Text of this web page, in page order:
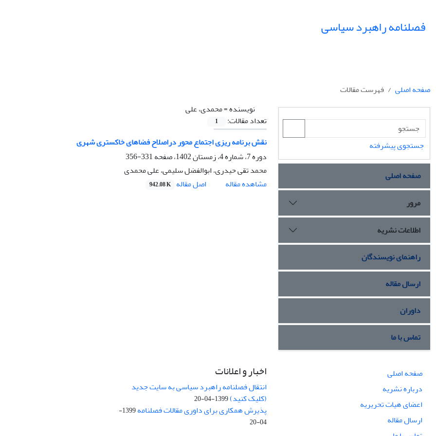
فصلنامه راهبرد سیاسی
صفحه اصلی
فهرست مقالات
نویسنده =محمدی، علی
تعداد مقالات:
1
نقش برنامه ریزی اجتماع محور دراصلاح فضاهای خاکستری شهری
دوره 7، شماره 4، زمستان 1402، صفحه
331-356
محمد تقی حیدری، ابوالفضل سلیمی، علی محمدی
مشاهده مقاله
اصل مقاله 942.08 K
جستجوی پیشرفته
صفحه اصلی
مرور
اطلاعات نشریه
راهنمای نویسندگان
ارسال مقاله
داوران
تماس با ما
صفحه اصلی
درباره نشریه
اعضای هیات تحریریه
ارسال مقاله
اخبار و اعلانات
انتقال فصلنامه راهبرد سیاسی به سایت جدید
(کلیک کنید)1399-04-20
پذیرش همکاری برای داوری مقالات فصلنامه
1399-
04-20